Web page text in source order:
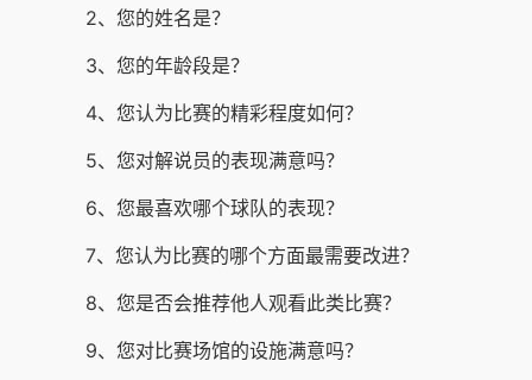
2、您的姓名是？
3、您的年龄段是？
4、您认为比赛的精彩程度如何？
5、您对解说员的表现满意吗？
6、您最喜欢哪个球队的表现？
7、您认为比赛的哪个方面最需要改进？
8、您是否会推荐他人观看此类比赛？
9、您对比赛场馆的设施满意吗？